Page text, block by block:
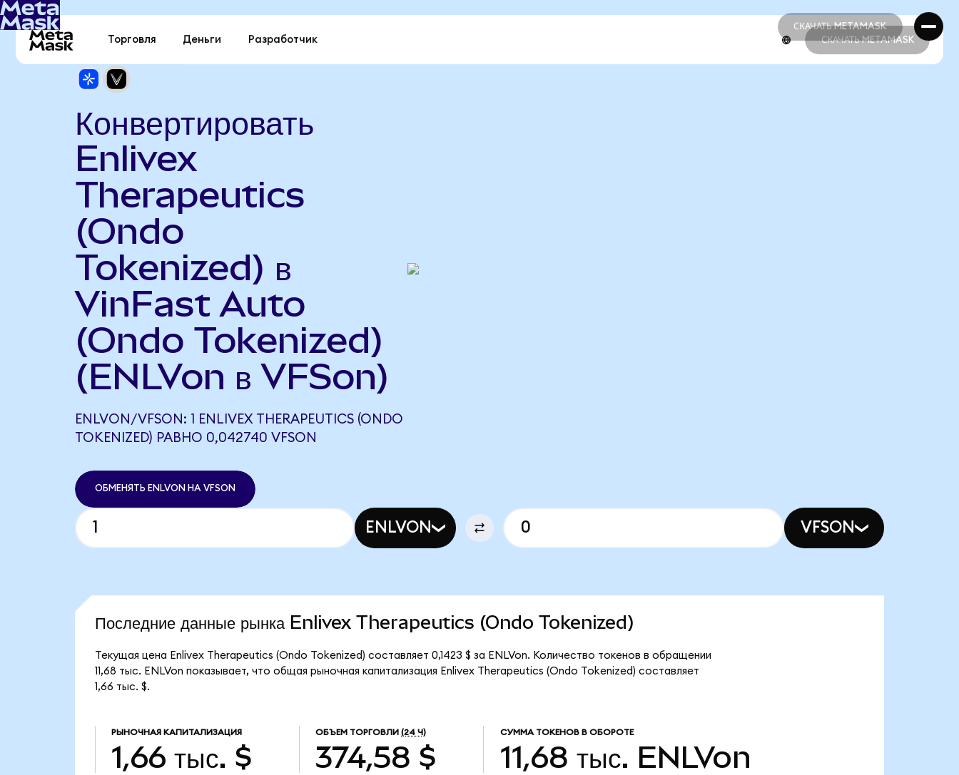
СКАЧАТЬ METAMASK
СКАЧАТЬ METAMASK
Торговля Деньги Разработчик СКАЧАТЬ METAMASK
Конвертировать
Enlivex
Therapeutics
(Ondo
Tokenized) в
VinFast Auto
(Ondo Tokenized)
(ENLVon в VFSon)
ENLVON/VFSON: 1 ENLIVEX THERAPEUTICS (ONDO
TOKENIZED) РАВНО 0,042740 VFSON
ОБМЕНЯТЬ ENLVON НА VFSON
ENLVON VFSON
Последние данные рынка Enlivex Therapeutics (Ondo Tokenized)
Текущая цена Enlivex Therapeutics (Ondo Tokenized) составляет 0,1423 $ за ENLVon. Количество токенов в обращении
11,68 тыс. ENLVon показывает, что общая рыночная капитализация Enlivex Therapeutics (Ondo Tokenized) составляет
1,66 тыс. $.
РЫНОЧНАЯ КАПИТАЛИЗАЦИЯ
1,66 тыс. $
ОБЪЕМ ТОРГОВЛИ (24 Ч)
374,58 $
СУММА ТОКЕНОВ В ОБОРОТЕ
11,68 тыс. ENLVon